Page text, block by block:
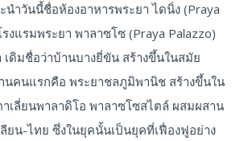
ำวันนี้ชื่อห้องอาหารพระยา ไดนิ่ง (Praya
งแรมพระยา พาลาซโซ (Praya Palazzo)
เดิมชื่อว่าบ้านบางยี่ขัน สร้างขึ้นในสมัย
นคนแรกคือ พระยาชลภูมิพานิช สร้างขึ้นใน
เลี่ยนพาลาดิโอ พาลาซโซสไตล์ ผสมผสาน
ยน-ไทย ซึ่งในยุคนั้นเป็นยุคที่เฟื่องฟูอย่าง